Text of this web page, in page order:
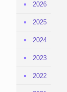
2026
2025
2024
2023
2022